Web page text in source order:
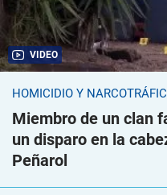
VIDEO
HOMICIDIO Y
Miembro de un clan
un disparo en la
Peñarol